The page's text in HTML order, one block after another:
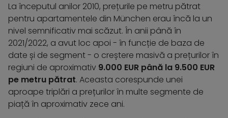
La începutul anilor 2010, prețurile pe metru pătrat
pentru apartamentele din München erau încă la un
nivel semnificativ mai scăzut. În anii până în
2021/2022, a avut loc apoi - în funcție de baza de
date și de segment - o creștere masivă a prețurilor în
regiuni de aproximativ 9.000 EUR până la 9.500 EUR
pe metru pătrat. Aceasta corespunde unei
aproape triplări a prețurilor în multe segmente de
piață în aproximativ zece ani.